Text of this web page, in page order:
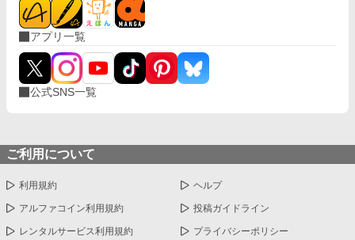
アプリ一覧
公式SNS一覧
ご利用について
利用規約 ヘルプ
アルファコイン利用規約 投稿ガイドライン
レンタルサービス利用規約 プライバシーポリシー